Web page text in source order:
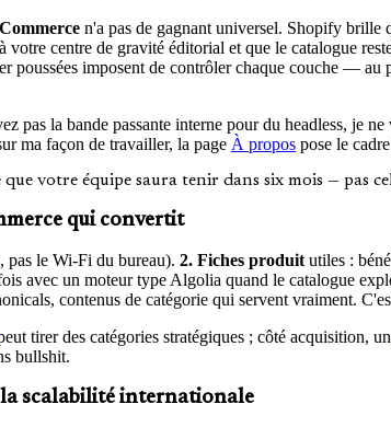
n'a pas de gagnant universel. Shopify brille
votre centre de gravité éditorial et que le catalogue
poussées imposent de contrôler chaque couche —
pas la bande passante interne pour du headless, je
ma façon de travailler, la page À propos pose le
que votre équipe saura tenir dans six mois — pas
qui convertit
pas le Wi-Fi du bureau). 2. Fiches produit utiles :
avec un moteur type Algolia quand le catalogue
contenus de catégorie qui servent vraiment.
tirer des catégories stratégiques ; côté acquisition,
bullshit.
la scalabilité internationale